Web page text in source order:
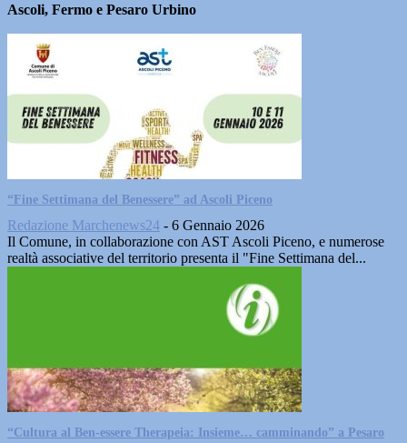
Ascoli, Fermo e Pesaro Urbino
“Fine Settimana del Benessere” ad Ascoli Piceno
Redazione Marchenews24 - 6 Gennaio 2026
Il Comune, in collaborazione con AST Ascoli Piceno, e numerose
realtà associative del territorio presenta il "Fine Settimana del...
“Cultura al Ben-essere Therapeia: Insieme… camminando” a Pesaro